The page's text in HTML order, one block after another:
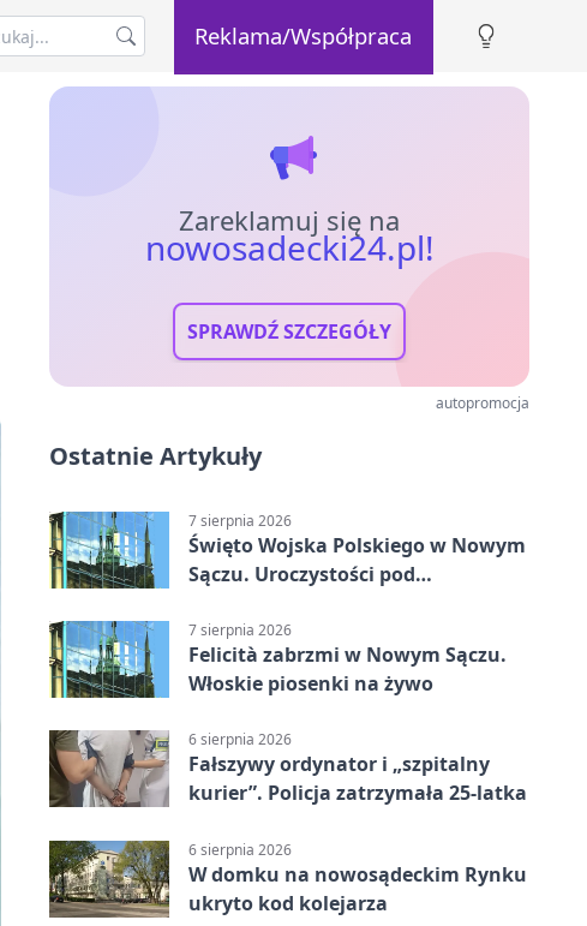
Reklama/Współpraca
Zareklamuj się na
nowosadecki24.pl!
SPRAWDŹ SZCZEGÓŁY
autopromocja
Ostatnie Artykuły
7 sierpnia 2026
Święto Wojska Polskiego w Nowym
Sączu. Uroczystości pod
7 sierpnia 2026
Felicità zabrzmi w Nowym Sączu.
Włoskie piosenki na żywo
6 sierpnia 2026
Fałszywy ordynator i „szpitalny
kurier”. Policja zatrzymała 25-latka
6 sierpnia 2026
W domku na nowosądeckim Rynku
ukryto kod kolejarza